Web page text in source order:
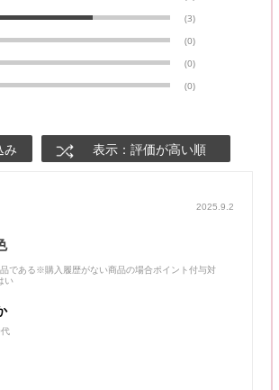
(3)
(0)
(0)
(0)
み 表示：評価が高い順
2025.9.2
である※購入履歴がない商品の場合ポイント付与対
い